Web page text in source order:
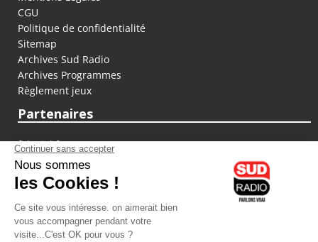
CGU
Politique de confidentialité
Sitemap
Archives Sud Radio
Archives Programmes
Règlement jeux
Partenaires
fiducial.fr
lyoncapitale.fr
olympique-et-lyonnais.com
L'application Iphone / Android